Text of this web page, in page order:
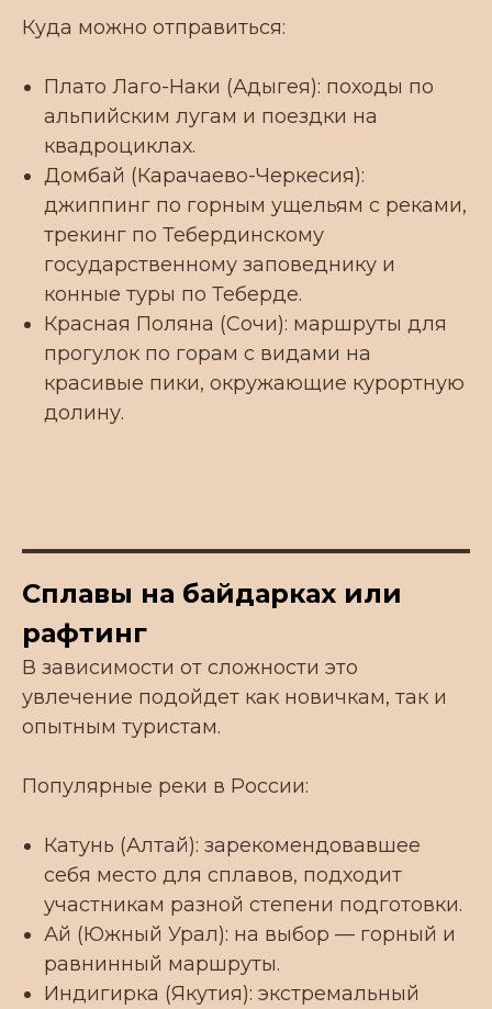
Куда можно отправиться:
Плато Лаго-Наки (Адыгея): походы по
альпийским лугам и поездки на
квадроциклах.
Домбай (Карачаево-Черкесия):
джиппинг по горным ущельям с реками,
трекинг по Тебердинскому
государственному заповеднику и
конные туры по Теберде.
Красная Поляна (Сочи): маршруты для
прогулок по горам с видами на
красивые пики, окружающие курортную
долину.
Сплавы на байдарках или
рафтинг
В зависимости от сложности это
увлечение подойдет как новичкам, так и
опытным туристам.
Популярные реки в России:
Катунь (Алтай): зарекомендовавшее
себя место для сплавов, подходит
участникам разной степени подготовки.
Ай (Южный Урал): на выбор — горный и
равнинный маршруты.
Индигирка (Якутия): экстремальный